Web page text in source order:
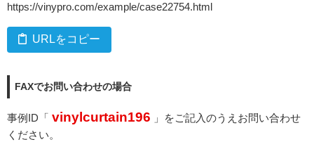
https://vinypro.com/example/case22754.html
URLをコピー
FAXでお問い合わせの場合
事例ID「 vinylcurtain196 」をご記入のうえお問い合わせ
ください。